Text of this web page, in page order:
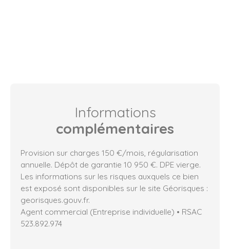
Informations
complémentaires
Provision sur charges 150 €/mois, régularisation
annuelle. Dépôt de garantie 10 950 €. DPE vierge.
Les informations sur les risques auxquels ce bien
est exposé sont disponibles sur le site Géorisques :
georisques.gouv.fr.
Agent commercial (Entreprise individuelle) • RSAC
523.892.974